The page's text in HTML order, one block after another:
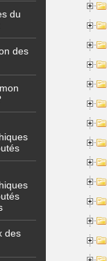
du
des
des